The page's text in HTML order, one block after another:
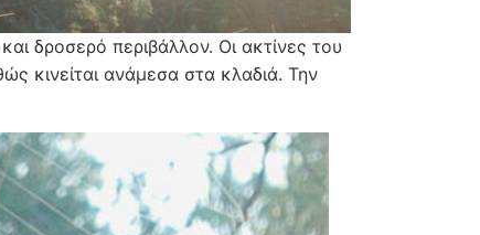
δροσερό περιβάλλον. Οι ακτίνες του
κινείται ανάμεσα στα κλαδιά. Την